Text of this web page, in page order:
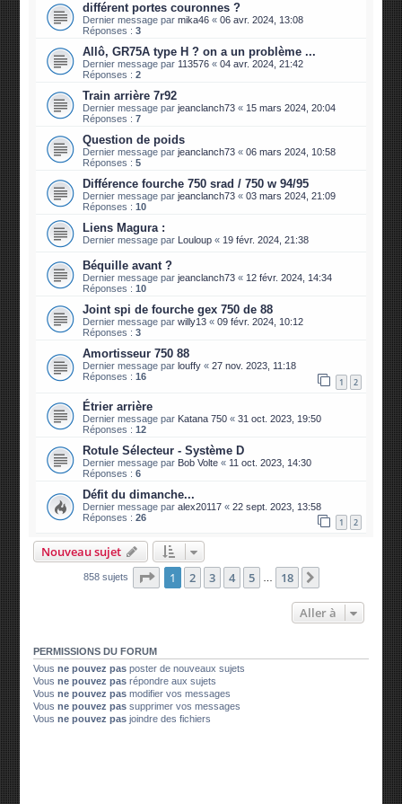
différent portes couronnes ?
Dernier message parmika46 «06 avr. 2024, 13:08
Réponses :3
Allô, GR75A type H ? on a un problème ...
Dernier message par 113576 «04 avr. 2024, 21:42
Réponses :2
Train arrière 7r92
Dernier message parjeanclanch73 « 15 mars 2024, 20:04
Réponses :7
Question de poids
Dernier message parjeanclanch73 «06 mars 2024, 10:58
Réponses :5
Différence fourche 750 srad / 750 w 94/95
Dernier message parjeanclanch73 «03 mars 2024, 21:09
Réponses :10
Liens Magura :
Dernier message par Louloup « 19 févr. 2024, 21:38
Béquille avant ?
Dernier message parjeanclanch73 « 12 févr. 2024, 14:34
Réponses :10
Joint spi de fourche gex 750 de 88
Dernier message parwilly13 «09 févr. 2024, 10:12
Réponses :3
Amortisseur 750 88
Dernier message parlouffy «27 nov. 2023, 11:18
Réponses :16 1 2
Étrier arrière
Dernier message par Katana 750 «31 oct. 2023, 19:50
Réponses :12
Rotule Sélecteur - Système D
Dernier message par Bob Volte « 11 oct. 2023, 14:30
Réponses :6
Défit du dimanche...
Dernier message paralex20117 «22 sept. 2023, 13:58
Réponses :26 1 2
Nouveau sujet
858 sujets Page 1sur18
1 2 3 4 5 18
Aller à
PERMISSIONS DU FORUM
Vousne pouvez pas poster de nouveaux sujets
Vousne pouvez pas répondre aux sujets
Vousne pouvez pas modifier vos messages
Vousne pouvez pas supprimer vos messages
Vousne pouvez pas joindre des fichiers